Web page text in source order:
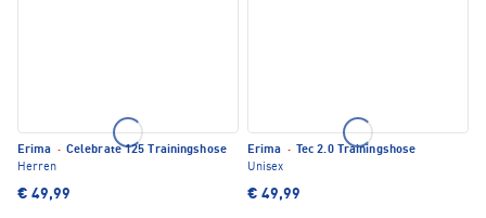
Erima · Celebrate 125 Trainingshose
Herren
€ 49,99
Erima ·
Tec 2.0 Trainingshose
Unisex
€ 49,99